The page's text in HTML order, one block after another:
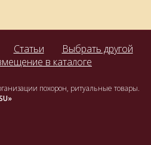
Статьи
Выбрать другой
в каталоге
похорон, ритуальные товары.